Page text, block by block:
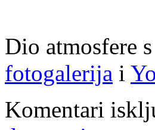
Dio atmosfere
fotogalerija i
Komentari